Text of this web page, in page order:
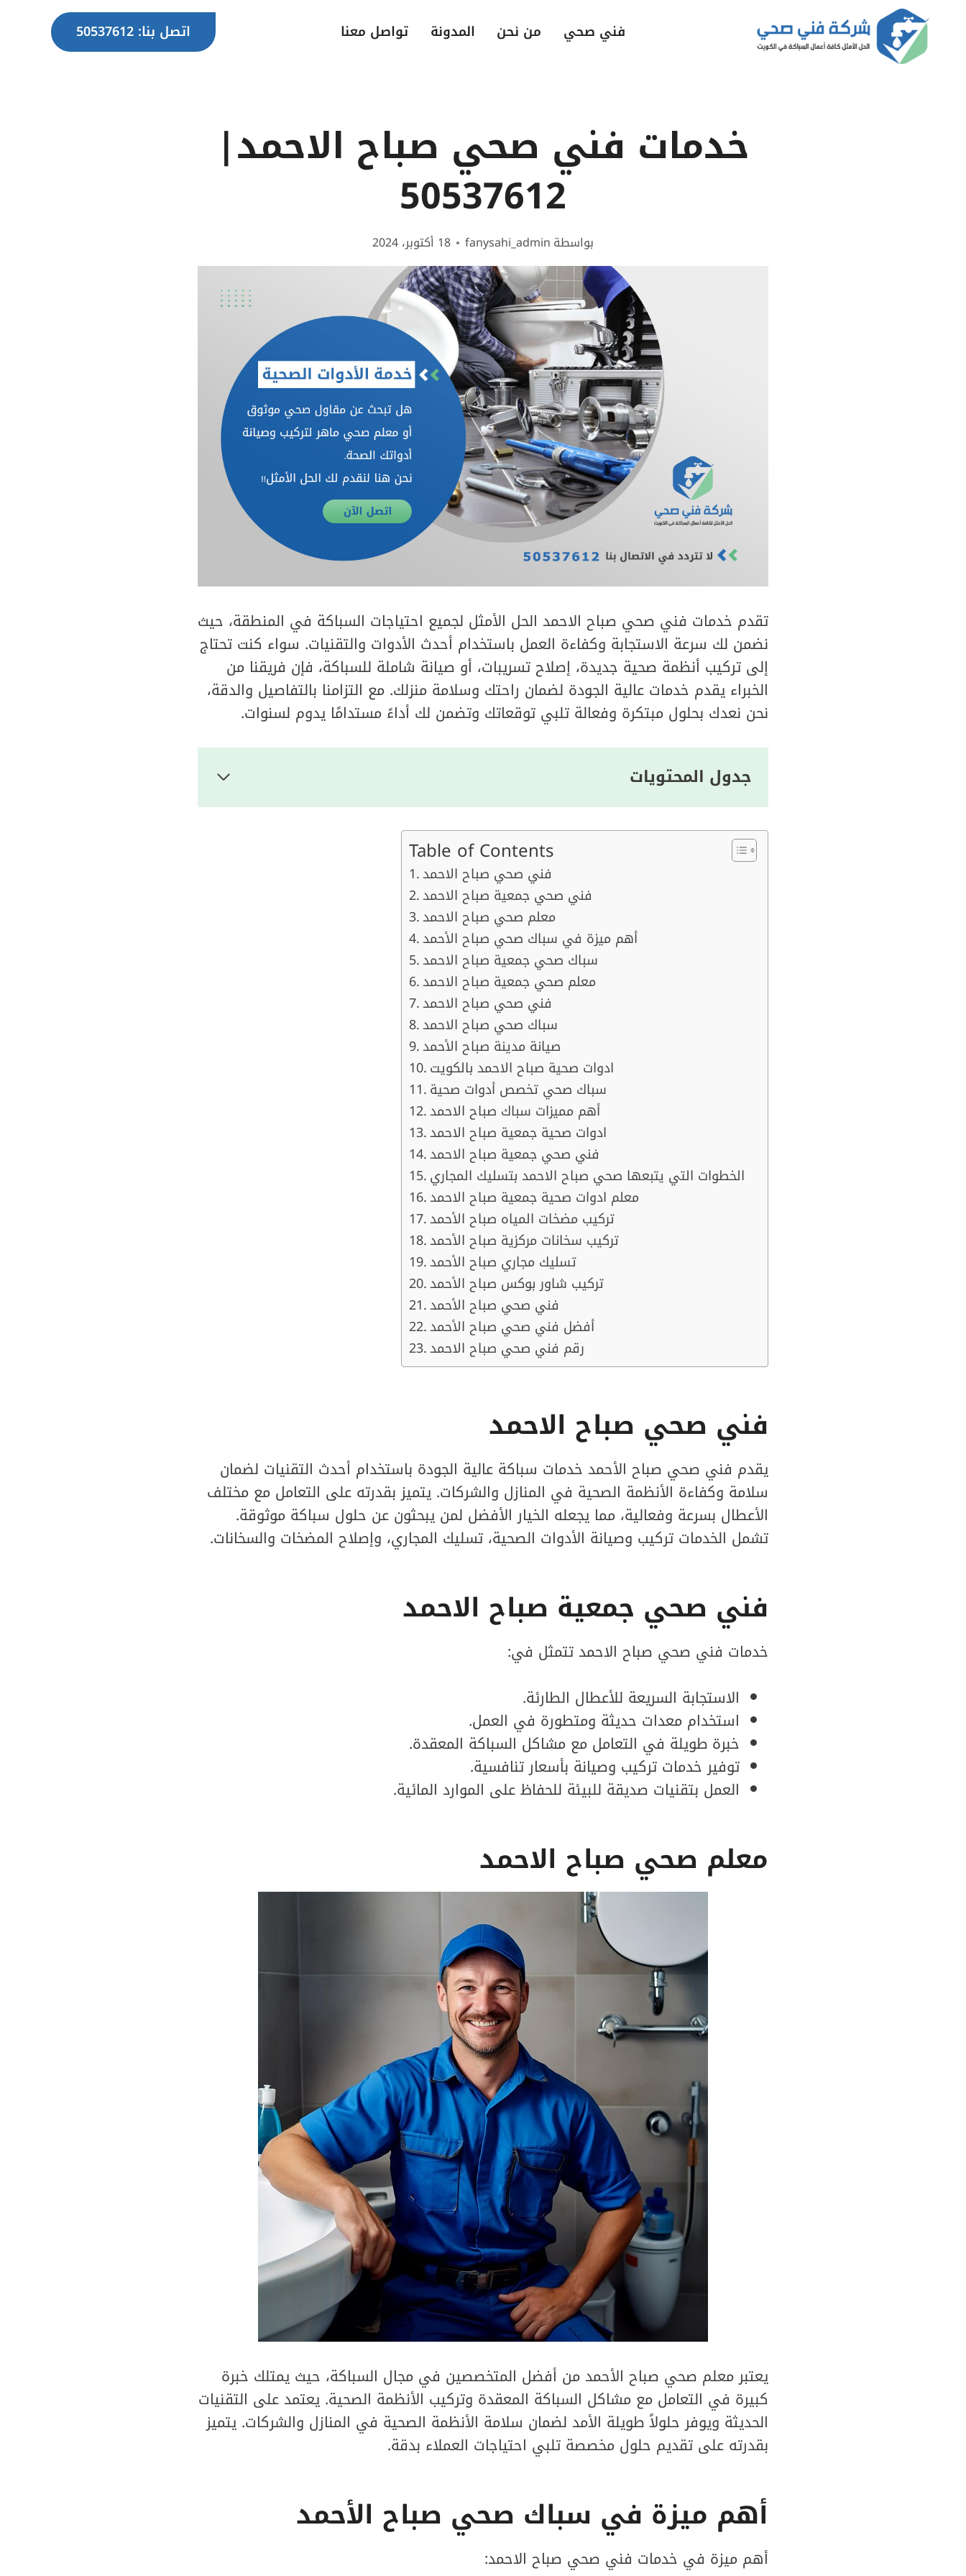
التجاوز
المحتوى
فني صحي من نحن المدونة تواصل معنا اتصل بنا: 50537612
خدمات فني صحي صباح الاحمد|
50537612
بواسطةfanysahi_admin 18 أكتوبر، 2024
تقدم خدمات فني صحي صباح الاحمد الحل الأمثل لجميع احتياجات السباكة في المنطقة، حيث
نضمن لك سرعة الاستجابة وكفاءة العمل باستخدام أحدث الأدوات والتقنيات. سواء كنت تحتاج
إلى تركيب أنظمة صحية جديدة، إصلاح تسريبات، أو صيانة شاملة للسباكة، فإن فريقنا من
الخبراء يقدم خدمات عالية الجودة لضمان راحتك وسلامة منزلك. مع التزامنا بالتفاصيل والدقة،
نحن نعدك بحلول مبتكرة وفعالة تلبي توقعاتك وتضمن لك أداءً مستدامًا يدوم لسنوات.
جدول المحتويات
Table of Contents
فني صحي صباح الاحمد
فني صحي جمعية صباح الاحمد
معلم صحي صباح الاحمد
أهم ميزة في سباك صحي صباح الأحمد
سباك صحي جمعية صباح الاحمد
معلم صحي جمعية صباح الاحمد
فني صحي صباح الاحمد
سباك صحي صباح الاحمد
صيانة مدينة صباح الأحمد
ادوات صحية صباح الاحمد بالكويت
سباك صحي تخصص أدوات صحية
أهم مميزات سباك صباح الاحمد
ادوات صحية جمعية صباح الاحمد
فني صحي جمعية صباح الاحمد
معلم ادوات صحية جمعية صباح الاحمد
تركيب مضخات المياه صباح الأحمد
تركيب سخانات مركزية صباح الأحمد
تسليك مجاري صباح الأحمد
تركيب شاور بوكس صباح الأحمد
فني صحي صباح الأحمد
أفضل فني صحي صباح الأحمد
رقم فني صحي صباح الاحمد
فني صحي صباح الاحمد
يقدم فني صحي صباح الأحمد خدمات سباكة عالية الجودة باستخدام أحدث التقنيات لضمان
سلامة وكفاءة الأنظمة الصحية في المنازل والشركات. يتميز بقدرته على التعامل مع مختلف
الأعطال بسرعة وفعالية، مما يجعله الخيار الأفضل لمن يبحثون عن حلول سباكة موثوقة.
تشمل الخدمات تركيب وصيانة الأدوات الصحية، تسليك المجاري، وإصلاح المضخات والسخانات.
فني صحي جمعية صباح الاحمد
خدمات فني صحي صباح الاحمد تتمثل في:
الاستجابة السريعة للأعطال الطارئة.
استخدام معدات حديثة ومتطورة في العمل.
خبرة طويلة في التعامل مع مشاكل السباكة المعقدة.
توفير خدمات تركيب وصيانة بأسعار تنافسية.
العمل بتقنيات صديقة للبيئة للحفاظ على الموارد المائية.
معلم صحي صباح الاحمد
يعتبر معلم صحي صباح الأحمد من أفضل المتخصصين في مجال السباكة، حيث يمتلك خبرة
كبيرة في التعامل مع مشاكل السباكة المعقدة وتركيب الأنظمة الصحية. يعتمد على التقنيات
الحديثة ويوفر حلولاً طويلة الأمد لضمان سلامة الأنظمة الصحية في المنازل والشركات. يتميز
بقدرته على تقديم حلول مخصصة تلبي احتياجات العملاء بدقة.
أهم ميزة في سباك صحي صباح الأحمد
أهم ميزة في خدمات فني صحي صباح الاحمد: